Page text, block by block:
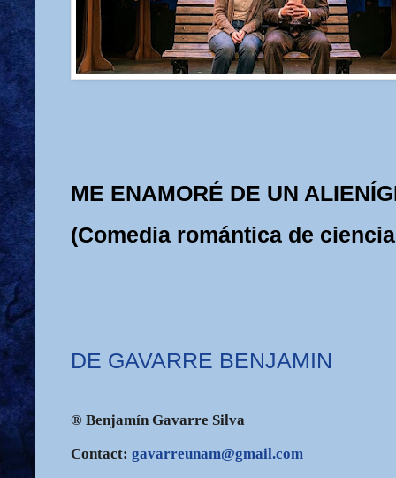
ME ENAMORÉ DE UN
(Comedia romántica de
DE GAVARRE BENJAMIN
® Benjamín Gavarre Silva
Contact: gavarreunam@gmail.com